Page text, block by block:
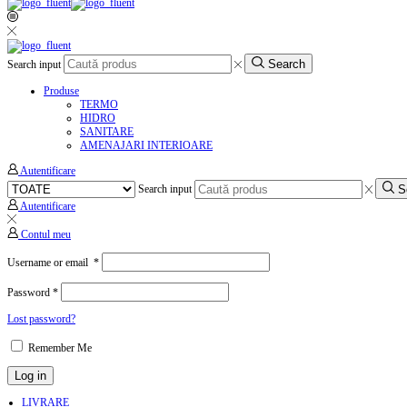
Search input Search
Produse
TERMO
HIDRO
SANITARE
AMENAJARI INTERIOARE
Autentificare
Search input
Autentificare
Contul meu
Username or email *
Password *
Lost password?
Remember Me
Log in
LIVRARE